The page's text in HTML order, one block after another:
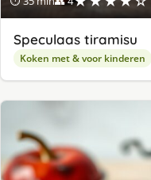
Speculaas tiramisu
Koken met & voor kinderen